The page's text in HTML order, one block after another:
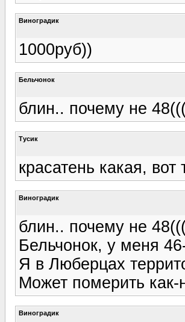
Виноградик
1000руб))
Бельчонок
блин.. почему не
Тусик
красатень какая,
Виноградик
блин.. почему не
Бельчонок, у меня
Я в Люберцах
Может померить как-
Виноградик